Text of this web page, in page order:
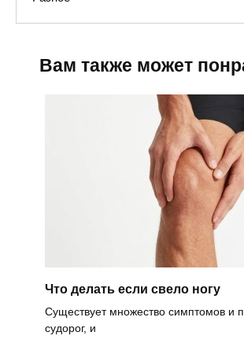
Вам также может
Что делать если свело ногу
Существует множество симптомов и
судорог, и